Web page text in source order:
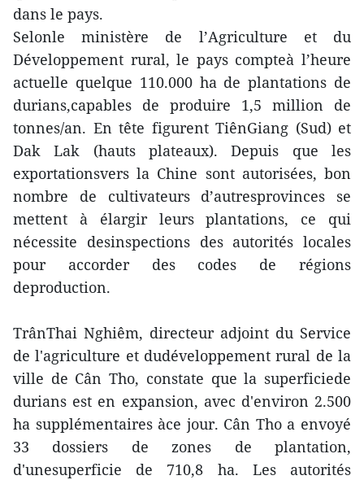
dans le pays.
Selonle ministère de l’Agriculture et du
Développement rural, le pays compteà l’heure
actuelle quelque 110.000 ha de plantations de
durians,capables de produire 1,5 million de
tonnes/an. En tête figurent TiênGiang (Sud) et
Dak Lak (hauts plateaux). Depuis que les
exportationsvers la Chine sont autorisées, bon
nombre de cultivateurs d’autresprovinces se
mettent à élargir leurs plantations, ce qui
nécessite desinspections des autorités locales
pour accorder des codes de régions
deproduction.
TrânThai Nghiêm, directeur adjoint du Service
de l'agriculture et dudéveloppement rural de la
ville de Cân Tho, constate que la superficiede
durians est en expansion, avec d'environ 2.500
ha supplémentaires àce jour. Cân Tho a envoyé
33 dossiers de zones de plantation,
d'unesuperficie de 710,8 ha. Les autorités